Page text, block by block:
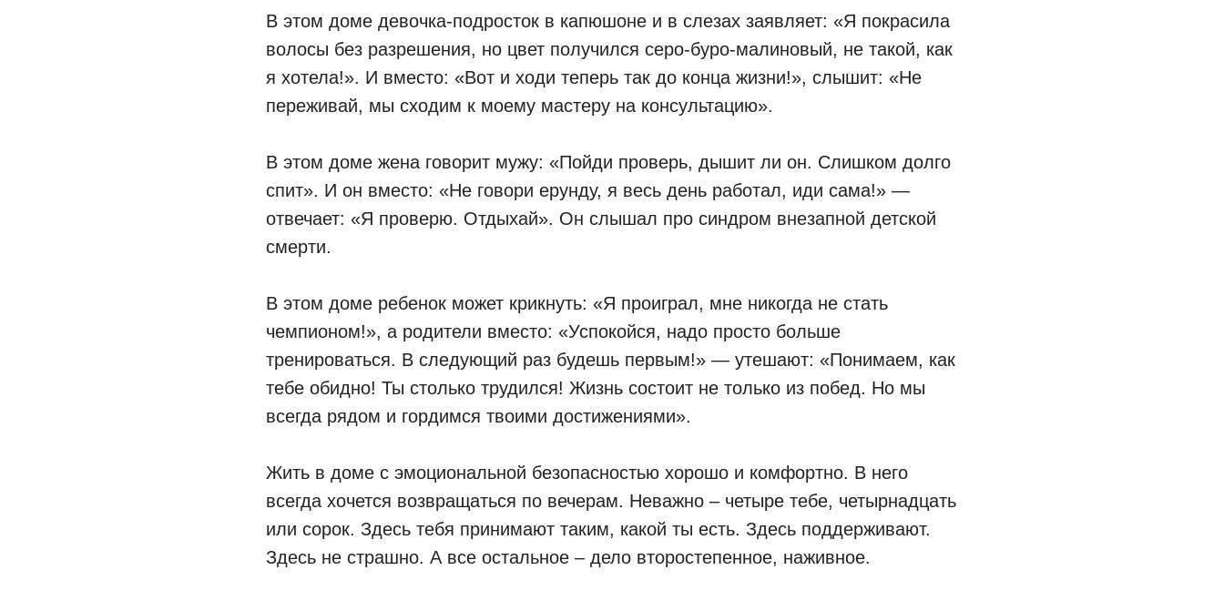
В этом доме девочка-подросток в капюшоне и в слезах заявляет: «Я покрасила
волосы без разрешения, но цвет получился серо-буро-малиновый, не такой, как
я хотела!». И вместо: «Вот и ходи теперь так до конца жизни!», слышит: «Не
переживай, мы сходим к моему мастеру на консультацию».
В этом доме жена говорит мужу: «Пойди проверь, дышит ли он. Слишком долго
спит». И он вместо: «Не говори ерунду, я весь день работал, иди сама!» —
отвечает: «Я проверю. Отдыхай». Он слышал про синдром внезапной детской
смерти.
В этом доме ребенок может крикнуть: «Я проиграл, мне никогда не стать
чемпионом!», а родители вместо: «Успокойся, надо просто больше
тренироваться. В следующий раз будешь первым!» — утешают: «Понимаем, как
тебе обидно! Ты столько трудился! Жизнь состоит не только из побед. Но мы
всегда рядом и гордимся твоими достижениями».
Жить в доме с эмоциональной безопасностью хорошо и комфортно. В него
всегда хочется возвращаться по вечерам. Неважно – четыре тебе, четырнадцать
или сорок. Здесь тебя принимают таким, какой ты есть. Здесь поддерживают.
Здесь не страшно. А все остальное – дело второстепенное, наживное.